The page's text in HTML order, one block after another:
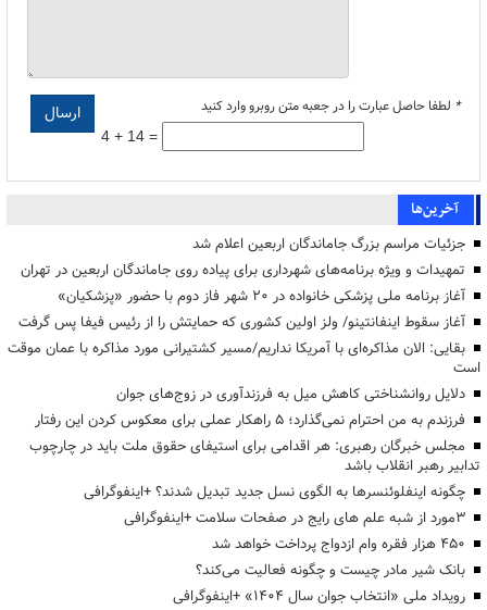
* لطفا حاصل عبارت را در جعبه متن روبرو وارد کنید
4 + 14 =
آخرین‌ها
جزئیات مراسم بزرگ جاماندگان اربعین اعلام شد
تمهیدات و ویژه برنامه‌های شهرداری برای پیاده روی جاماندگان اربعین در تهران
آغاز برنامه ملی پزشکی خانواده در ۲۰ شهر فاز دوم با حضور «پزشکیان»
آغاز سقوط اینفانتینو/ ولز اولین کشوری که حمایتش را از رئیس فیفا پس گرفت
بقایی: الان مذاکره‌ای با آمریکا نداریم/مسیر کشتیرانی مورد مذاکره با عمان موقت
است
دلایل روانشناختی کاهش میل به فرزندآوری در زوج‌های جوان
فرزندم به من احترام نمی‌گذارد؛ ۵ راهکار عملی برای معکوس کردن این رفتار
مجلس خبرگان رهبری: هر اقدامی برای استیفای حقوق ملت باید در چارچوب
تدابیر رهبر انقلاب باشد
چگونه اینفلوئنسرها به الگوی نسل جدید تبدیل شدند؟ +اینفوگرافی
3مورد از شبه علم های رایج در صفحات سلامت +اینفوگرافی
۴۵۰ هزار فقره وام ازدواج پرداخت خواهد شد
بانک شیر مادر چیست و چگونه فعالیت می‌کند؟
رویداد ملی «انتخاب جوان سال ۱۴۰۴» +اینفوگرافی